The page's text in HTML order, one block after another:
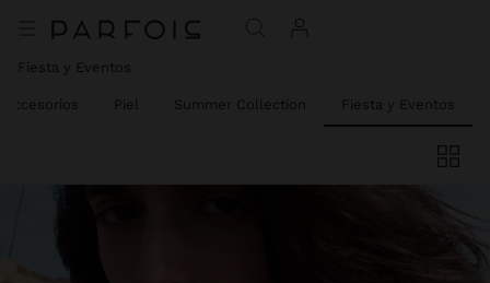
Fiesta y Eventos
Accesorios Piel Summer Collection Fiesta y Eventos